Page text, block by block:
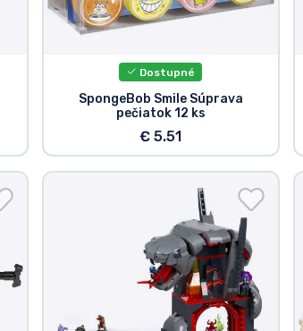
Dostupné
SpongeBob Smile Súprava
pečiatok 12 ks
€ 5.51